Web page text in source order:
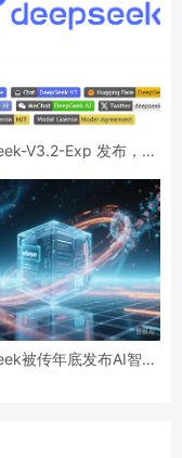
V3.2-Exp 发布，训
被传年底发布AI智能